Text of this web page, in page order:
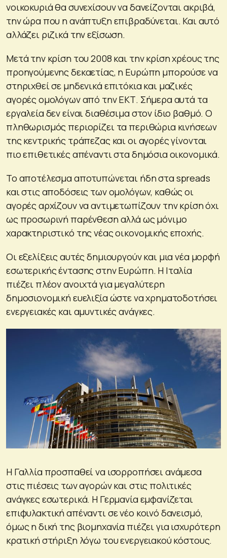
νοικοκυριά θα συνεχίσουν να δανείζονται ακριβά,
την ώρα που η ανάπτυξη επιβραδύνεται. Και αυτό
αλλάζει ριζικά την εξίσωση.
Μετά την κρίση του 2008 και την κρίση χρέους της
προηγούμενης δεκαετίας, η Ευρώπη μπορούσε να
στηριχθεί σε μηδενικά επιτόκια και μαζικές
αγορές ομολόγων από την ΕΚΤ. Σήμερα αυτά τα
εργαλεία δεν είναι διαθέσιμα στον ίδιο βαθμό. Ο
πληθωρισμός περιορίζει τα περιθώρια κινήσεων
της κεντρικής τράπεζας και οι αγορές γίνονται
πιο επιθετικές απέναντι στα δημόσια οικονομικά.
Το αποτέλεσμα αποτυπώνεται ήδη στα spreads
και στις αποδόσεις των ομολόγων, καθώς οι
αγορές αρχίζουν να αντιμετωπίζουν την κρίση όχι
ως προσωρινή παρένθεση αλλά ως μόνιμο
χαρακτηριστικό της νέας οικονομικής εποχής.
Οι εξελίξεις αυτές δημιουργούν και μια νέα μορφή
εσωτερικής έντασης στην Ευρώπη. Η Ιταλία
πιέζει πλέον ανοιχτά για μεγαλύτερη
δημοσιονομική ευελιξία ώστε να χρηματοδοτήσει
ενεργειακές και αμυντικές ανάγκες.
Η Γαλλία προσπαθεί να ισορροπήσει ανάμεσα
στις πιέσεις των αγορών και στις πολιτικές
ανάγκες εσωτερικά. Η Γερμανία εμφανίζεται
επιφυλακτική απέναντι σε νέο κοινό δανεισμό,
όμως η δική της βιομηχανία πιέζει για ισχυρότερη
κρατική στήριξη λόγω του ενεργειακού κόστους.